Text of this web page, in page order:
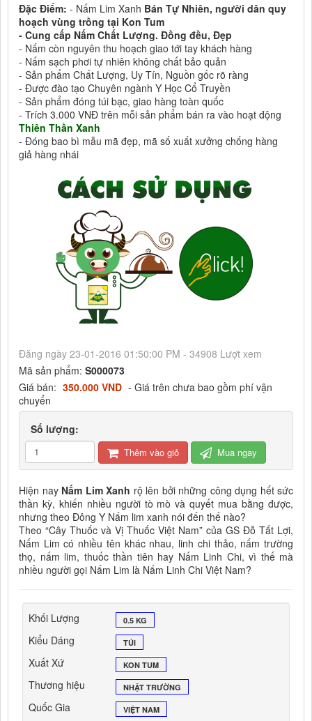
Đặc Điểm: - Nấm Lim Xanh Bán Tự Nhiên, người dân quy
hoạch vùng trồng tại Kon Tum
- Cung cấp Nấm Chất Lượng. Đồng đều, Đẹp
- Nấm còn nguyên thu hoạch giao tới tay khách hàng
- Nấm sạch phơi tự nhiên không chất bảo quản
- Sản phẩm Chất Lượng, Uy Tín, Nguồn gốc rõ ràng
- Được đào tạo Chuyên ngành Y Học Cổ Truyền
- Sản phẩm đóng túi bạc, giao hàng toàn quốc
- Trích 3.000 VNĐ trên mỗi sản phẩm bán ra vào hoạt động
Thiên Thần Xanh
- Đóng bao bì mẫu mã đẹp, mã số xuất xưởng chống hàng
giả hàng nhái
Đăng ngày 23-01-2016 01:50:00 PM - 34908 Lượt xem
Mã sản phẩm: S000073
Giá bán: 350.000 VND - Giá trên chưa bao gồm phí vận
chuyển
Số lượng:
Thêm vào giỏ Mua ngay
Hiện nay Nấm Lim Xanh rộ lên bởi những công dụng hết sức
thần kỳ, khiến nhiều người tò mò và quyết mua bằng được,
nhưng theo Đông Y Nấm lim xanh nói đến thế nào?
Theo “Cây Thuốc và Vị Thuốc Việt Nam” của GS Đỗ Tất Lợi,
Nấm Lim có nhiều tên khác nhau, linh chi thảo, nấm trường
thọ, nấm lim, thuốc thần tiên hay Nấm Linh Chi, vì thế mà
nhiều người gọi Nấm Lim là Nấm Linh Chi Việt Nam?
Khối Lượng 0.5 KG
Kiểu Dáng TÚI
Xuất Xứ KON TUM
Thương hiệu NHẬT TRƯỜNG
Quốc Gia VIỆT NAM